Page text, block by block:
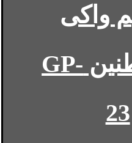
واکی
تاکی طنین GP-
23